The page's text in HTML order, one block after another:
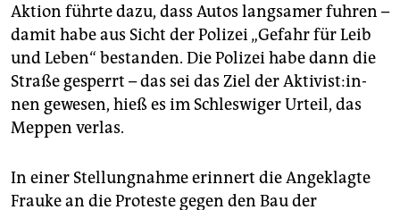
Aktion führte dazu, dass Autos langsamer fuhren –
damit habe aus Sicht der Polizei „Gefahr für Leib
und Leben“ bestanden. Die Polizei habe dann die
Straße gesperrt – das sei das Ziel der Ak­ti­vis­t:in­
nen gewesen, hieß es im Schleswiger Urteil, das
Meppen verlas.
In einer Stellungnahme erinnert die Angeklagte
Frauke an die Proteste gegen den Bau der